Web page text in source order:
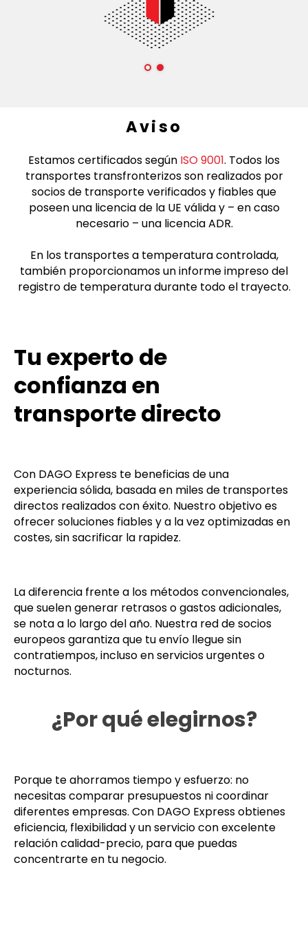
Aviso
Estamos certificados según ISO 9001. Todos los
transportes transfronterizos son realizados por
socios de transporte verificados y fiables que
poseen una licencia de la UE válida y – en caso
necesario – una licencia ADR.
En los transportes a temperatura controlada,
también proporcionamos un informe impreso del
registro de temperatura durante todo el trayecto.
Tu experto de
confianza en
transporte directo
Con DAGO Express te beneficias de una
experiencia sólida, basada en miles de transportes
directos realizados con éxito. Nuestro objetivo es
ofrecer soluciones fiables y a la vez optimizadas en
costes, sin sacrificar la rapidez.
La diferencia frente a los métodos convencionales,
que suelen generar retrasos o gastos adicionales,
se nota a lo largo del año. Nuestra red de socios
europeos garantiza que tu envío llegue sin
contratiempos, incluso en servicios urgentes o
nocturnos.
¿Por qué elegirnos?
Porque te ahorramos tiempo y esfuerzo: no
necesitas comparar presupuestos ni coordinar
diferentes empresas. Con DAGO Express obtienes
eficiencia, flexibilidad y un servicio con excelente
relación calidad-precio, para que puedas
concentrarte en tu negocio.